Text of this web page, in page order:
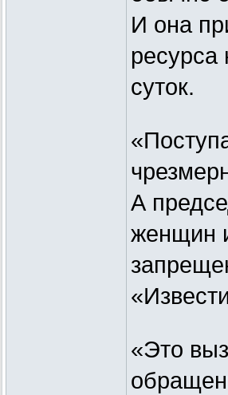
И она
суток.
А
женщин
«Это